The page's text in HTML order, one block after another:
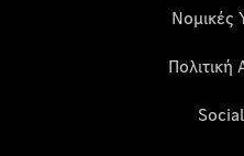
Νομικές